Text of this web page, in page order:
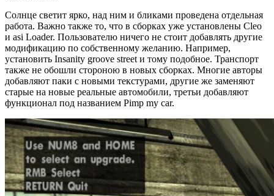
Солнце светит ярко, над ним и бликами проведена отдельная
работа. Важно также то, что в сборках уже установлены Cleo
и asi Loader. Пользователю ничего не стоит добавлять другие
модификацию по собственному желанию. Например,
установить Insanity groove street и тому подобное. Транспорт
также не обошли стороною в новых сборках. Многие авторы
добавляют паки с новыми текстурами, другие же заменяют
старые на новые реальные автомобили, третьи добавляют
функционал под названием Pimp my car.